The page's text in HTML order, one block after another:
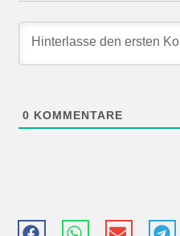
0 KOMMENTARE